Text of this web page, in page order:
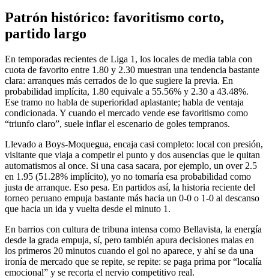
Patrón histórico: favoritismo corto,
partido largo
En temporadas recientes de Liga 1, los locales de media tabla con
cuota de favorito entre 1.80 y 2.30 muestran una tendencia bastante
clara: arranques más cerrados de lo que sugiere la previa. En
probabilidad implícita, 1.80 equivale a 55.56% y 2.30 a 43.48%.
Ese tramo no habla de superioridad aplastante; habla de ventaja
condicionada. Y cuando el mercado vende ese favoritismo como
“triunfo claro”, suele inflar el escenario de goles tempranos.
Llevado a Boys-Moquegua, encaja casi completo: local con presión,
visitante que viaja a competir el punto y dos ausencias que le quitan
automatismos al once. Si una casa sacara, por ejemplo, un over 2.5
en 1.95 (51.28% implícito), yo no tomaría esa probabilidad como
justa de arranque. Eso pesa. En partidos así, la historia reciente del
torneo peruano empuja bastante más hacia un 0-0 o 1-0 al descanso
que hacia un ida y vuelta desde el minuto 1.
En barrios con cultura de tribuna intensa como Bellavista, la energía
desde la grada empuja, sí, pero también apura decisiones malas en
los primeros 20 minutos cuando el gol no aparece, y ahí se da una
ironía de mercado que se repite, se repite: se paga prima por “localía
emocional” y se recorta el nervio competitivo real.